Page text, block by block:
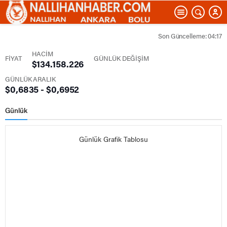
Son Güncelleme: 04:17
FİYAT HACİM
$134.158.226 GÜNLÜK DEĞİŞİM
GÜNLÜK ARALIK
$0,6835 - $0,6952
Günlük
Günlük Grafik Tablosu